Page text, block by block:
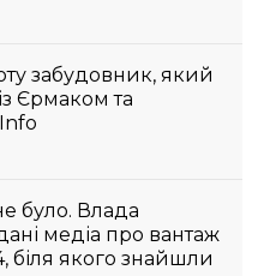
забудовник, який
Єрмаком та
було. Влада
медіа про вантаж
біля якого знайшли